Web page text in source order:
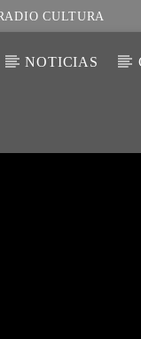
CULTURA
NOTICIAS